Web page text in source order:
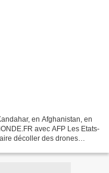
en Afghanistan, en
avec AFP Les Etats-
décoller des drones